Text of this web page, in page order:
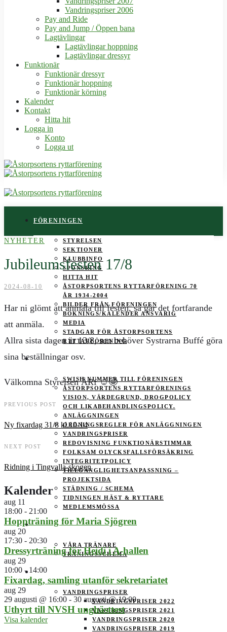
Vandringspriser 2006
Pay and Ride
Pay and Jump / Öppen bana
Lagtävlingar
Lagtävlingar hoppning
Lagtävlingar dressyr
Funktionär
Funktionär dressyr
Funktionär hoppning
Funktionär körning
Kalender
Kontakt
Hitta hit
Logga in
Konto
Logga ut
FÖRENINGEN
STYRELSEN
SEKTIONER
KLUBBINFO
SPONSRING
HITTA HIT
ÅSTORPSORTENS RYTTARFÖRENING 70
ÅR 1934-2004
BILDER FRÅN FÖRENINGEN
BOKNINGS/KALENDER ANSVARIG
MEDIA
STADGAR FÖR ÅSTORPSORTENS
RYTTARFÖRENING
MEDLEMSINFO
SWISH NUMMER TILL FÖRENINGEN
ÅSTORPSORTENS RYTTARFÖRENINGS
VISION, VÄRDEGRUND, DROGPOLICY
OCH LIKABEHANDLINGSPOLICY.
ANLÄGGNINGEN
ORDNINGSREGLER FÖR ANLÄGGNINGEN
VANDRINGSPRISER
REDOVISNING FUNKTIONÄRSTIMMAR
FOLKSAM OLYCKSFALLSFÖRSÄKRING
INTEGRITETPOLICY
TILLGÄNGLIGHETSANPASSNING –
PROJEKTSIDA
STÄDNING / SCHEMA
TIDNINGEN HÄST & RYTTARE
MEDLEMSMÖSSA
TRÄNING
VÅRA TRÄNARE
TRÄNINGSSCHEMA
TÄVLING
VANDRINGSPRISER
VANDRINGSPRISER 2022
VANDRINGSPRISER 2021
VANDRINGSPRISER 2020
VANDRINGSPRISER 2019
NYHETER
Jubileumsfesten 17/8
2024-08-10
Har ni glömt att anmäla till festen, så går det fortfarande
att anmäla.
Allra sista dagen är 13/8, sen behöver Systrarna Buffé göra
sina beställningar osv.
Välkomna Styrelsen ÅRf ☺️🤩
PREVIOUS POST
Ny fixardag 31/8 kl.10-14
NEXT POST
Ridning i Tingvalla-skogen
Kalender
aug 11
18:00 - 21:00
Hoppträning för Maria Sjögren
aug 20
17:30 - 20:30
Dressyrträning för Heidi i A-hallen
aug 29
10:00 -14:00
Fixardag, samling utanför sekretariatet
aug 29
29 augusti @ 16:00 - 30 augusti @ 19:00
Uthyrt till NVSH unghästtest
Visa kalender